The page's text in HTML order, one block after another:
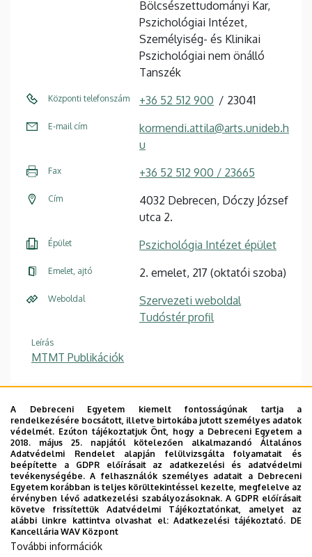
Bölcsészettudományi Kar,
Pszichológiai Intézet,
Személyiség- és Klinikai
Pszichológiai nem önálló
Tanszék
Központi telefonszám +36 52 512 900 23041
E-mail cím
kormendi.attila@arts.unideb.h
u
Fax +36 52 512 900 / 23665
Cím
4032 Debrecen, Dóczy József
utca 2.
Épület Pszichológia Intézet épület
Emelet, ajtó 2. emelet, 217 (oktatói szoba)
Weboldal
Szervezeti weboldal
Tudóstér profil
Leírás
MTMT Publikációk
Szakmai önéletrajz / Curriculum Vitae
Publikációs lista/ List of publications
Hivatkozások listája / List of citations
Konferenciák listája / List of conferences
Kutatási területek / Research interests
PhD disszertáció /Habilitációs értekezés
A Debreceni Egyetem kiemelt fontosságúnak tartja a
rendelkezésére bocsátott, illetve birtokába jutott személyes adatok
védelmét. Ezúton tájékoztatjuk Önt, hogy a Debreceni Egyetem a
2018. május 25. napjától kötelezően alkalmazandó Általános
Adatvédelmi Rendelet alapján felülvizsgálta folyamatait és
beépítette a GDPR előírásait az adatkezelési és adatvédelmi
tevékenységébe. A felhasználók személyes adatait a Debreceni
Egyetem korábban is teljes körültekintéssel kezelte, megfelelve az
érvényben lévő adatkezelési szabályozásoknak. A GDPR előírásait
követve frissítettük Adatvédelmi Tájékoztatónkat, amelyet az
alábbi linkre kattintva olvashat el:Adatkezelési tájékoztató. DE
Kancellária WAV Központ
További információk